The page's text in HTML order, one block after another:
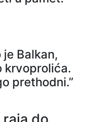
Balkan,
krvoprolića.
prethodni.”